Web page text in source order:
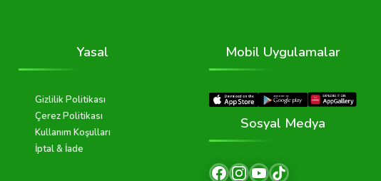
Yasal
Gizlilik Politikası
Çerez Politikası
Kullanım Koşulları
İptal & İade
Mobil Uygulamalar
Sosyal Medya